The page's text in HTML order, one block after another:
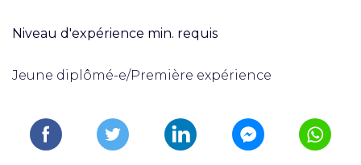
Niveau d'expérience min. requis
Jeune diplômé-e/Première expérience